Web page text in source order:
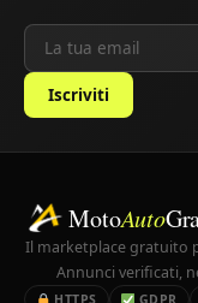
Iscriviti
MotoAuto
Il marketplace gratuito
Annunci verificati,
HTTPS GDPR